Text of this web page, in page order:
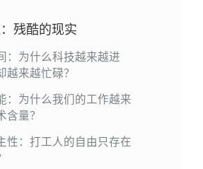
残酷的现实
：为什么科技越来越进
越来越忙碌？
：为什么我们的工作越来
含量？
性：打工人的自由只存在